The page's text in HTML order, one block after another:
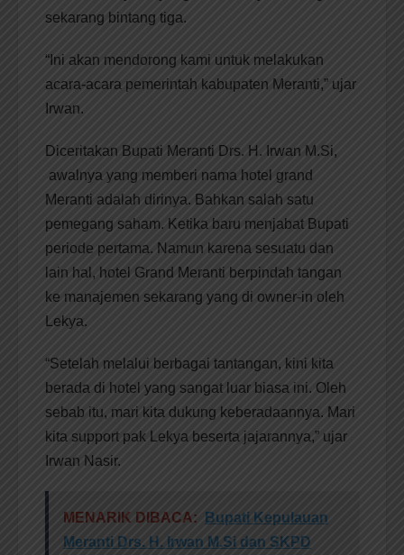
sekarang bintang tiga.
“Ini akan mendorong kami untuk melakukan
acara-acara pemerintah kabupaten Meranti,” ujar
Irwan.
Diceritakan Bupati Meranti Drs. H. Irwan M.Si,
awalnya yang memberi nama hotel grand
Meranti adalah dirinya. Bahkan salah satu
pemegang saham. Ketika baru menjabat Bupati
periode pertama. Namun karena sesuatu dan
lain hal, hotel Grand Meranti berpindah tangan
ke manajemen sekarang yang di owner-in oleh
Lekya.
“Setelah melalui berbagai tantangan, kini kita
berada di hotel yang sangat luar biasa ini. Oleh
sebab itu, mari kita dukung keberadaannya. Mari
kita support pak Lekya beserta jajarannya,” ujar
Irwan Nasir.
MENARIK DIBACA:
Bupati Kepulauan
Meranti Drs. H. Irwan M.Si dan SKPD